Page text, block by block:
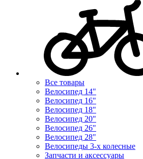
Все товары
Велосипед 14"
Велосипед 16"
Велосипед 18"
Велосипед 20"
Велосипед 26"
Велосипед 28"
Велосипеды 3-х колесные
Запчасти и аксессуары